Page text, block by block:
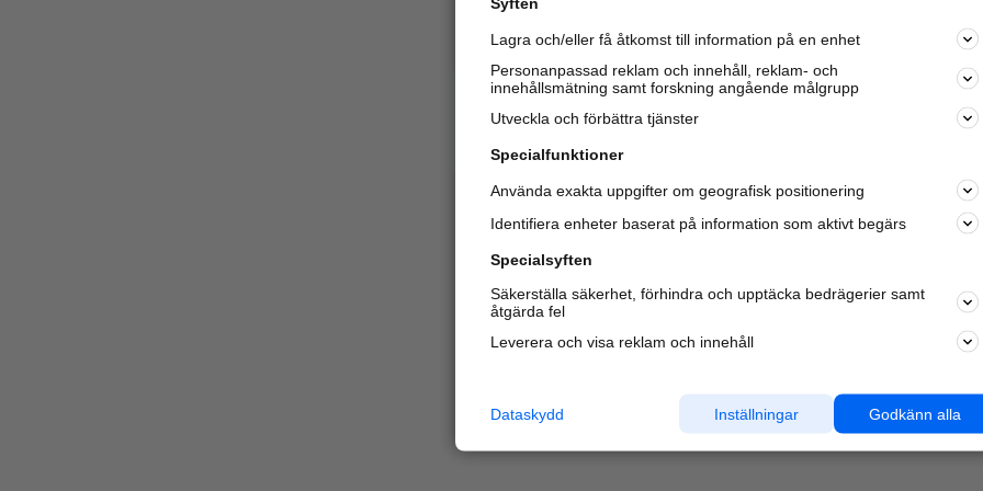
Varje vecka besöker du och 4 miljonerandra härliga
oss för att hitta rätt lokal information om företag,
Lagra och/eller få åtkomst till information på en enhet
Personanpassad reklam och innehåll, reklam- och
innehållsmätning samt forskning angående målgrupp
Utveckla och förbättra tjänster
Specialfunktioner
Använda exakta uppgifter om geografisk positionering
Identifiera enheter baserat på information som aktivt begärs
Specialsyften
Säkerställa säkerhet, förhindra och upptäcka bedrägerier samt
åtgärda fel
Leverera och visa reklam och innehåll
Godkänn alla
Inställningar
Dataskydd